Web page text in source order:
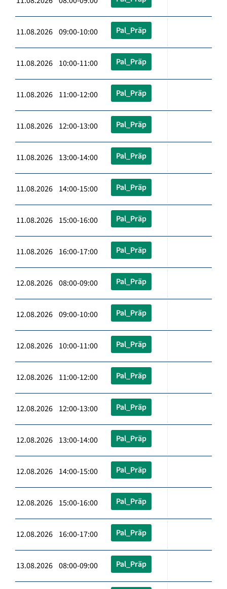
11.08.2026 09:00-10:00 Pal_Präp
11.08.2026 10:00-11:00 Pal_Präp
11.08.2026 11:00-12:00 Pal_Präp
11.08.2026 12:00-13:00 Pal_Präp
11.08.2026 13:00-14:00 Pal_Präp
11.08.2026 14:00-15:00 Pal_Präp
11.08.2026 15:00-16:00 Pal_Präp
11.08.2026 16:00-17:00 Pal_Präp
12.08.2026 08:00-09:00 Pal_Präp
12.08.2026 09:00-10:00 Pal_Präp
12.08.2026 10:00-11:00 Pal_Präp
12.08.2026 11:00-12:00 Pal_Präp
12.08.2026 12:00-13:00 Pal_Präp
12.08.2026 13:00-14:00 Pal_Präp
12.08.2026 14:00-15:00 Pal_Präp
12.08.2026 15:00-16:00 Pal_Präp
12.08.2026 16:00-17:00 Pal_Präp
13.08.2026 08:00-09:00 Pal_Präp